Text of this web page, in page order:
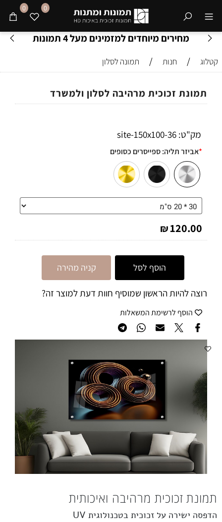
מחירים מיוחדים למזמינים מעל 4 תמונות
0 0
קטלוג / חנות / תמונה לסלון
תמונת זכוכית מרהיבה לסלון ולמשרד
מק"ט: 36-site-150x100
*אביזר תליה:ספייסרים כסופים
₪120.00
הוסף לסל קניה מהירה
רוצה להיות הראשון שמוסיף חוות דעת למוצר זה?
הוסף לרשימת המשאלות
תמונת זכוכית מרהיבה ואיכותית
הדפסה ישירה על זכוכית בטכנולוגית UV